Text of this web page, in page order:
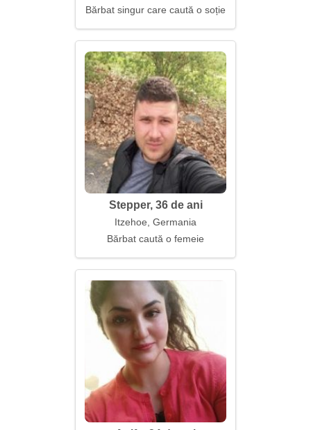
Bărbat singur care caută o soție
Stepper, 36 de ani
Itzehoe, Germania
Bărbat caută o femeie